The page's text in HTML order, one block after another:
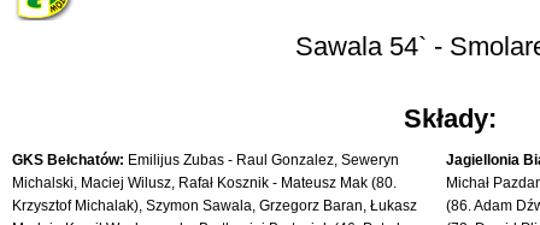
Sawala 54` -
Składy:
GKS Bełchatów: Emilijus Zubas - Raul Gonzalez, Seweryn
Michalski, Maciej Wilusz, Rafał Kosznik - Mateusz Mak (80.
Krzysztof Michalak), Szymon Sawala, Grzegorz Baran, Łukasz
Jagiellonia
Michał
(86. Adam